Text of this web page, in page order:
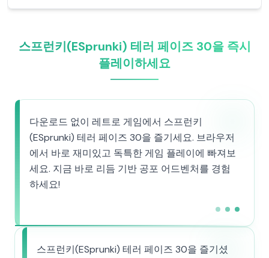
스프런키(ESprunki) 테러 페이즈 30을 즉시
플레이하세요
다운로드 없이 레트로 게임에서 스프런키
(ESprunki) 테러 페이즈 30을 즐기세요. 브라우저
에서 바로 재미있고 독특한 게임 플레이에 빠져보
세요. 지금 바로 리듬 기반 공포 어드벤처를 경험
하세요!
스프런키(ESprunki) 테러 페이즈 30을 즐기셨